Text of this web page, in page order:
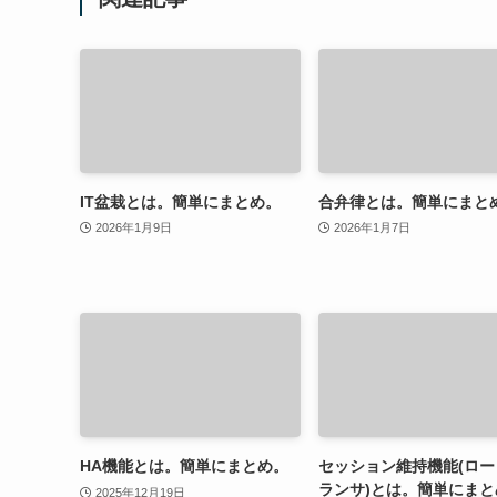
IT盆栽とは。簡単にまとめ。
2026年1月9日
合弁律とは。簡単にまと
2026年1月7日
HA機能とは。簡単にまとめ。
2025年12月19日
セッション維持機能(ロ
ランサ)とは。簡単にま